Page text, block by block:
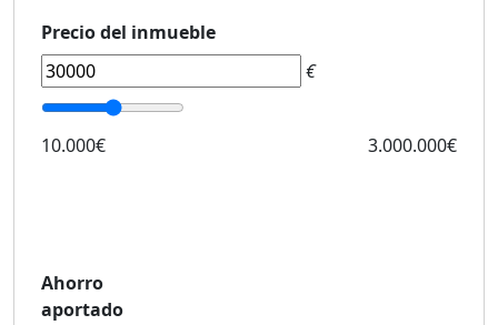
Precio del inmueble
€
10.000€ 3.000.000€
Ahorro
aportado